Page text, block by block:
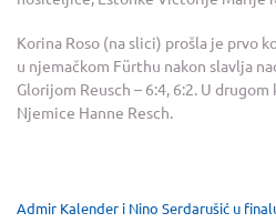
Korina Roso (na slici) prošla je prvo
u njemačkom Fürthu nakon slavlja
Glorijom Reusch – 6:4, 6:2. U
Njemice Hanne Resch.
Admir Kalender i Nino Serdarušić u